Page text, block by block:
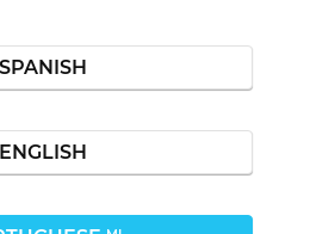
SPANISH
ENGLISH